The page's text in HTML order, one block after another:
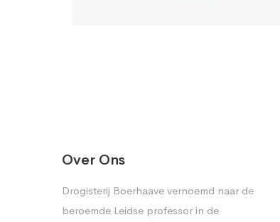
Over Ons
Drogisterij Boerhaave vernoemd naar de
beroemde Leidse professor in de